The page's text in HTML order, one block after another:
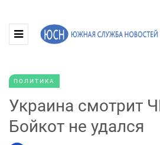
ПОЛИТИКА
Украина смотрит
Бойкот не удался